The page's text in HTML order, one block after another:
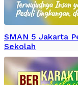
SMAN 5 Jakarta
Sekolah